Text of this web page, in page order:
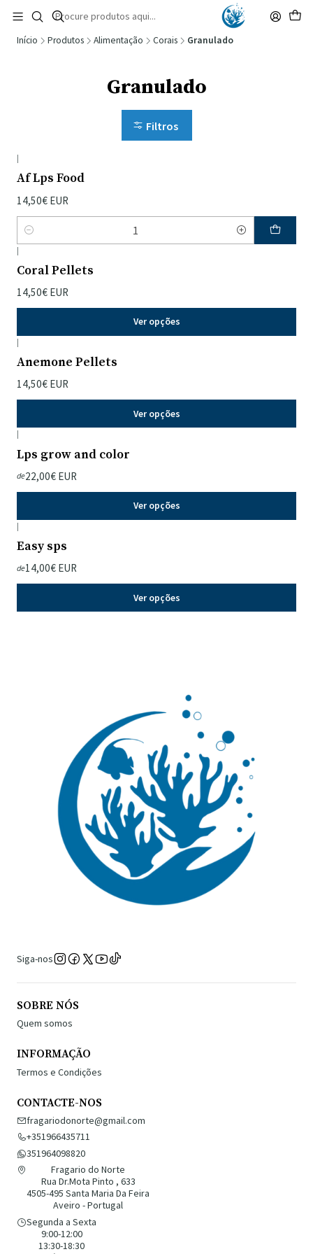
🚚 Portugal Continental: Portes Grátis desde 149,90€ (Envio extresso: 14,90€)
Ler mais
Início Produtos Alimentação Corais Granulado
Granulado
Filtros
|
Af Lps Food
14,50€ EUR
Quantidade
|
Coral Pellets
14,50€ EUR
Ver opções
|
Anemone Pellets
14,50€ EUR
Ver opções
|
Lps grow and color
de22,00€ EUR
Ver opções
|
Easy sps
de14,00€ EUR
Ver opções
Siga-nos
SOBRE NÓS
Quem somos
INFORMAÇÃO
Termos e Condições
CONTACTE-NOS
fragariodonorte@gmail.com
+351966435711
351964098820
Fragario do Norte
Rua Dr.Mota Pinto , 633
4505-495 Santa Maria Da Feira
Aveiro - Portugal
Segunda a Sexta
9:00-12:00
13:30-18:30